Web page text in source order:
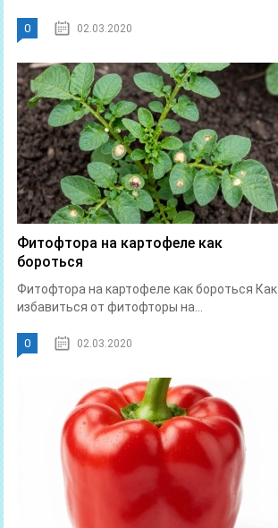
0 02.03.2020
Фитофтора на картофеле как
бороться
Фитофтора на картофеле как бороться Как
избавиться от фитофторы на...
0 02.03.2020